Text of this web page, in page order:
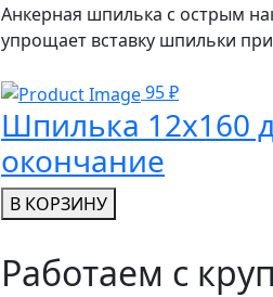
Анкерная шпилька с острым
упрощает вставку шпильки
95 ₽
Шпилька 12x160
окончание
В КОРЗИНУ
Работаем с